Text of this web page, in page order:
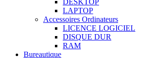
LAPTOP
Accessoires Ordinateurs
LICENCE LOGICIEL
DISQUE DUR
RAM
Bureautique